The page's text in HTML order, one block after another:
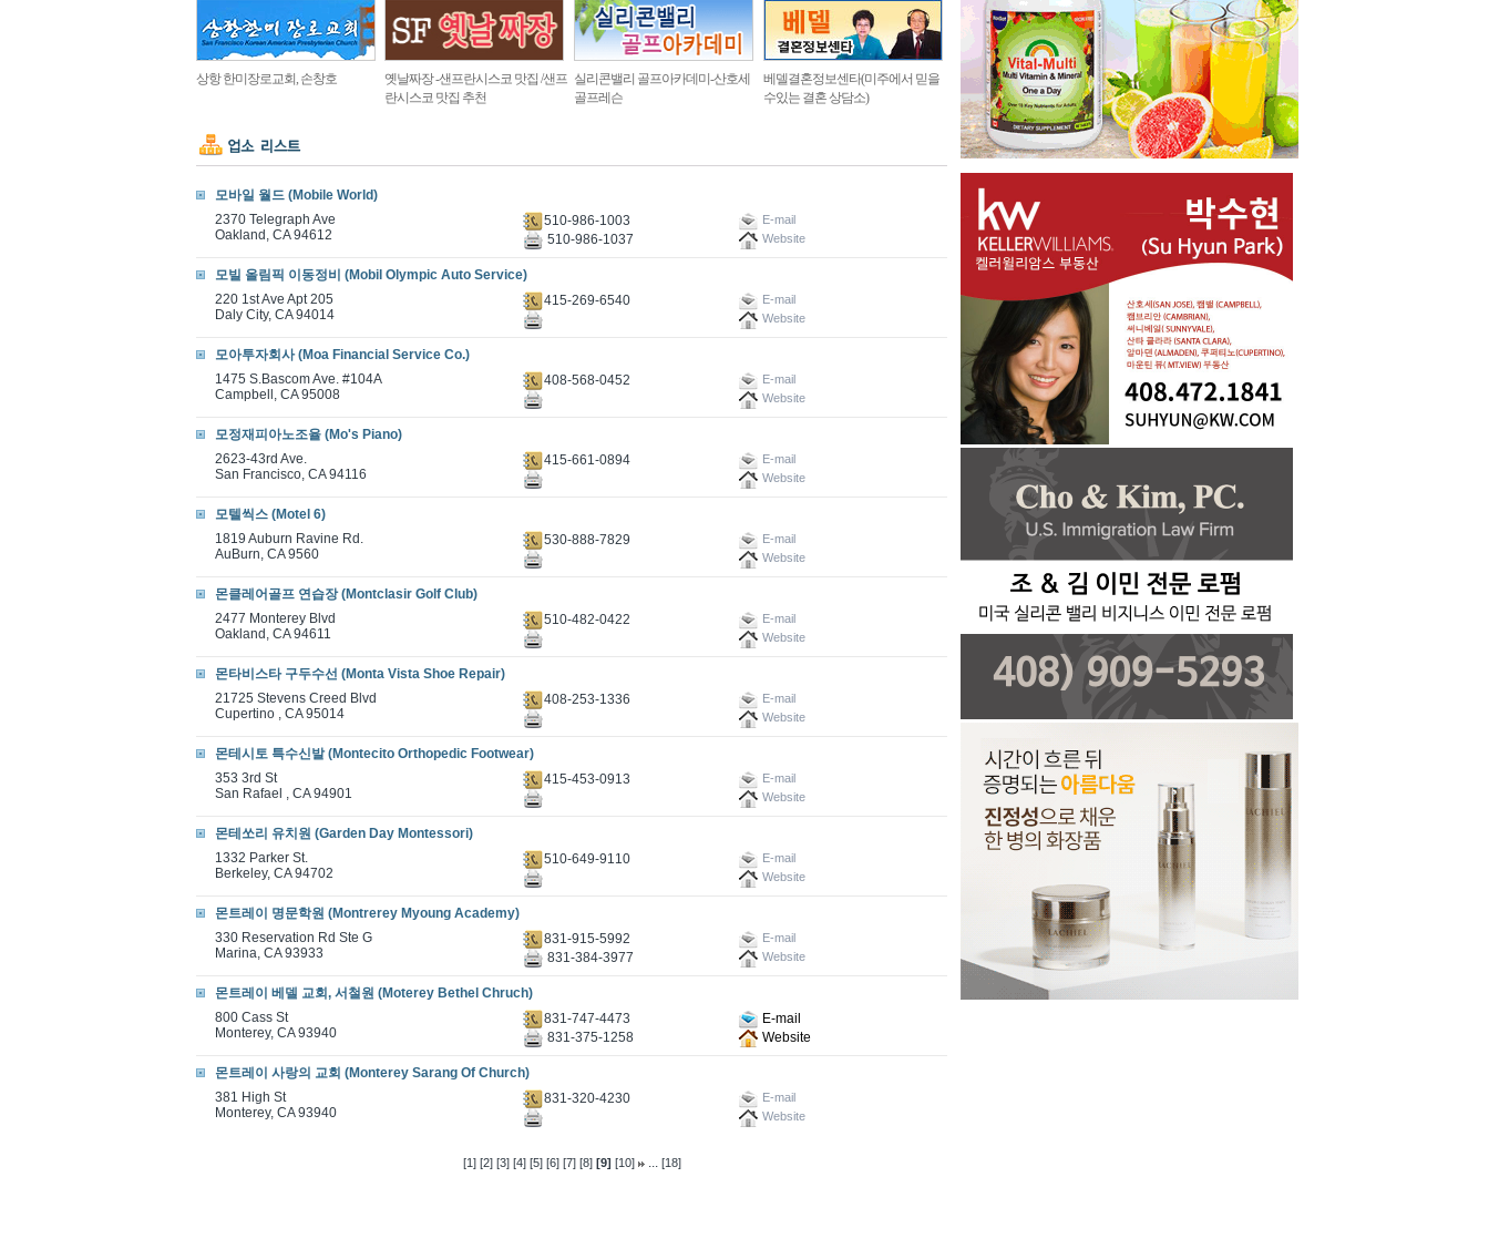
상항 한미장로교회, 손창호
옛날짜장 -샌프란시스코 맛집 /샌프
란시스코 맛집 추천
실리콘밸리 골프아카데미-산호세
골프레슨
베델결혼정보센타(미주에서 믿을
수있는 결혼 상담소)
모바일 월드 (Mobile World)
2370 Telegraph Ave
Oakland, CA 94612
510-986-1003 E-mail
510-986-1037 Website
모빌 올림픽 이동정비 (Mobil Olympic Auto Service)
220 1st Ave Apt 205
Daly City, CA 94014
415-269-6540
E-mail
Website
모아투자회사 (Moa Financial Service Co.)
1475 S.Bascom Ave. #104A
Campbell, CA 95008
408-568-0452
E-mail
Website
모정재피아노조율 (Mo's Piano)
2623-43rd Ave.
San Francisco, CA 94116
415-661-0894
E-mail
Website
모텔씩스 (Motel 6)
1819 Auburn Ravine Rd.
AuBurn, CA 9560
530-888-7829
E-mail
Website
몬클레어골프 연습장 (Montclasir Golf Club)
2477 Monterey Blvd
Oakland, CA 94611
510-482-0422
E-mail
Website
몬타비스타 구두수선 (Monta Vista Shoe Repair)
21725 Stevens Creed Blvd
Cupertino , CA 95014
408-253-1336
E-mail
Website
몬테시토 특수신발 (Montecito Orthopedic Footwear)
353 3rd St
San Rafael , CA 94901
415-453-0913
E-mail
Website
몬테쏘리 유치원 (Garden Day Montessori)
1332 Parker St.
Berkeley, CA 94702
510-649-9110
E-mail
Website
몬트레이 명문학원 (Montrerey Myoung Academy)
330 Reservation Rd Ste G
Marina, CA 93933
831-915-5992 E-mail
831-384-3977 Website
몬트레이 베델 교회, 서철원 (Moterey Bethel Chruch)
800 Cass St
Monterey, CA 93940
831-747-4473
E-mail
831-375-1258
Website
몬트레이 사랑의 교회 (Monterey Sarang Of Church)
381 High St
Monterey, CA 93940
831-320-4230
E-mail
Website
[1] [2] [3] [4] [5] [6] [7] [8] [9] [10] ... [18]